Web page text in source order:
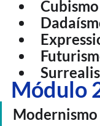
Cubismo
Módulo